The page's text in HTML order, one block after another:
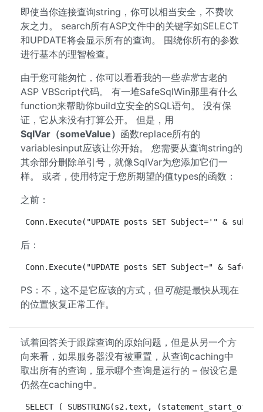
即使当你连接查询string，你可以相当安全，不费吹
灰之力。 search所有ASP文件中的关键字如SELECT
和UPDATE将会显示所有的查询。 围绕你所有的参数
进行基本的理智检查。
由于您可能匆忙，你可以看看我的一些非常古老的
ASP VBScript代码。 有一堆SafeSqlWin那里有什么
function来帮助你build立安全的SQL语句。 没有保
证，它从来没有打算公开。 但是，用
SqlVar（someValue） 函数replace所有的
variablesinput应该让你开始。 您需要从查询string的
其余部分删除单引号，就像SqlVar为您添加它们一
样。 或者，使用特定于您所期望的值types的函数：
之前：
Conn.Execute("UPDATE posts SET Subject='" &
后：
Conn.Execute("UPDATE posts SET Subject=" &
PS：不，这不是它应该的方式，但 可能是最快从现在
的位置恢复正常工作。
试着回答关于跟踪查询的原始问题，但是从另一个方
向来看，如果服务器没有被重置，从查询caching中
取出所有的查询，显示哪个查询是运行的 – 假设它是
仍然在caching中。
SELECT ( SUBSTRING(s2.text,